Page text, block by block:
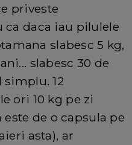
priveste
ca daca iau pilulele
slabesc 5 kg,
slabesc 30 de
12
ori 10 kg pe zi
de o capsula pe
asta), ar